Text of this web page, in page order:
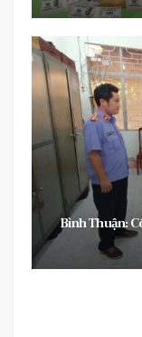
Bình Thuận: